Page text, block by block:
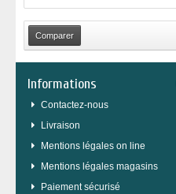
Informations
Contactez-nous
Livraison
Mentions légales on line
Mentions légales magasins
Paiement sécurisé